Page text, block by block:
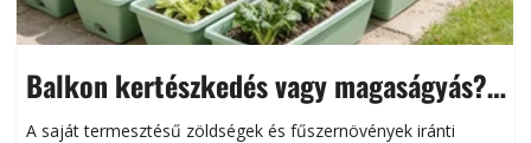
Balkon kertészkedés vagy magaságyás?
Helytakarékos kertészkedés
A saját termesztésű zöldségek és fűszernövények iránti